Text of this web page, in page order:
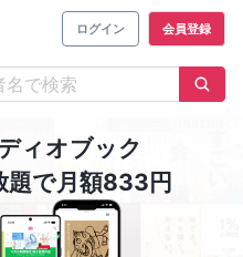
ログイン 会員登録
ィオブック
題で月額833円